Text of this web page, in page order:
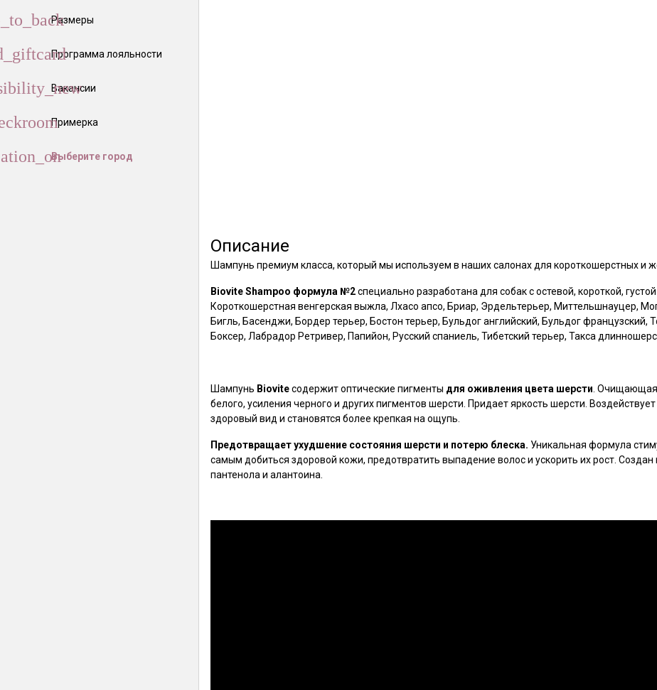
Описание
Шампунь премиум класса, который мы используем в наших салонах для короткошерстных и
Biovite Shampoo формула №2специально разработана для собак с остевой, короткой,
Короткошерстная венгерская выжла, Лхасо апсо, Бриар, Эрдельтерьер, Миттельшнауцер,
Бигль, Басенджи, Бордер терьер, Бостон терьер, Бульдог английский, Бульдог французский,
Боксер, Лабрадор Ретривер, Папийон, Русский спаниель, Тибетский терьер, Такса
Шампунь Bioviteсодержит оптические пигменты для оживления цвета шерсти. Очищающая
белого, усиления черного и других пигментов шерсти. Придает яркость шерсти.
здоровый вид и становятся более крепкая на ощупь.
Предотвращает ухудшение состояния шерсти и потерю блеска. Уникальная формула
самым добиться здоровой кожи, предотвратить выпадение волос и ускорить их рост.
пантенола и алантоина.
Размеры
Программа лояльности
Вакансии
Примерка
Выберите город